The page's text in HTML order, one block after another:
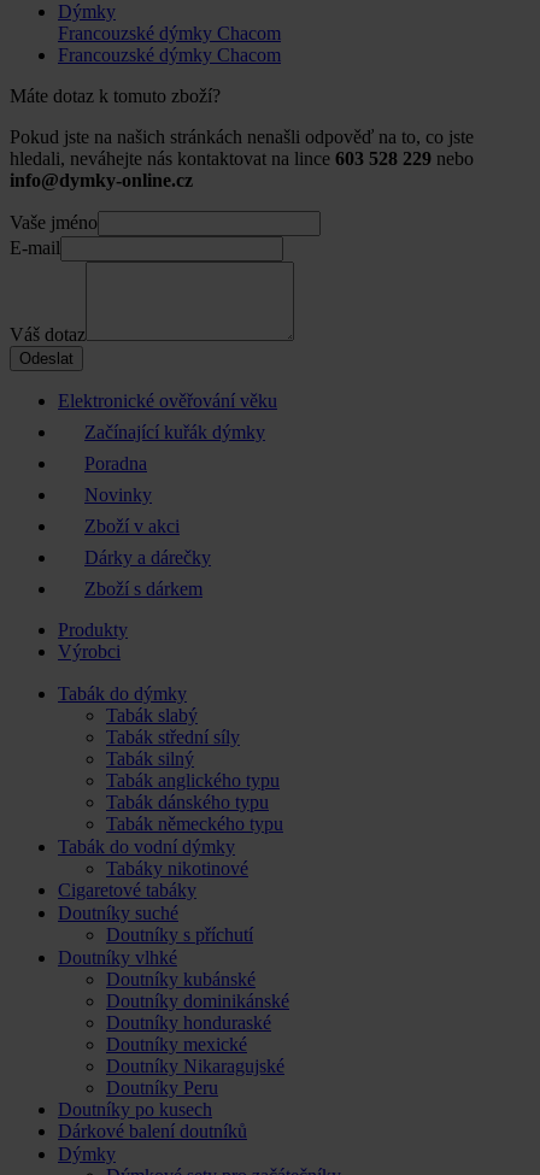
Dýmky
Francouzské dýmky Chacom
Francouzské dýmky Chacom
Máte dotaz k tomuto zboží?
Pokud jste na našich stránkách nenašli odpověď na to, co jste
hledali, neváhejte nás kontaktovat na lince 603 528 229 nebo
info@dymky-online.cz
Vaše jméno
E-mail
Váš dotaz
Odeslat
Elektronické ověřování věku
Začínající kuřák dýmky
Poradna
Novinky
Zboží v akci
Dárky a dárečky
Zboží s dárkem
Produkty
Výrobci
Tabák do dýmky
Tabák slabý
Tabák střední síly
Tabák silný
Tabák anglického typu
Tabák dánského typu
Tabák německého typu
Tabák do vodní dýmky
Tabáky nikotinové
Cigaretové tabáky
Doutníky suché
Doutníky s příchutí
Doutníky vlhké
Doutníky kubánské
Doutníky dominikánské
Doutníky honduraské
Doutníky mexické
Doutníky Nikaragujské
Doutníky Peru
Doutníky po kusech
Dárkové balení doutníků
Dýmky